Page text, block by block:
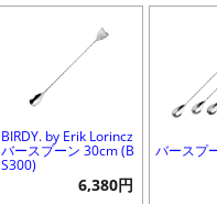
BIRDY. by Erik Lorincz
バースプーン 30cm (B
S300)
6,380円
バースプ